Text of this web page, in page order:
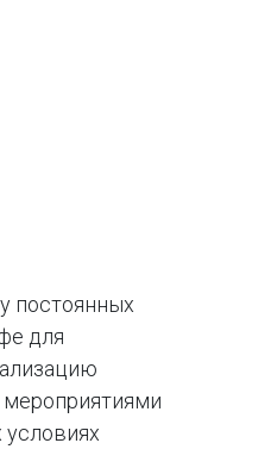
постоянных
для